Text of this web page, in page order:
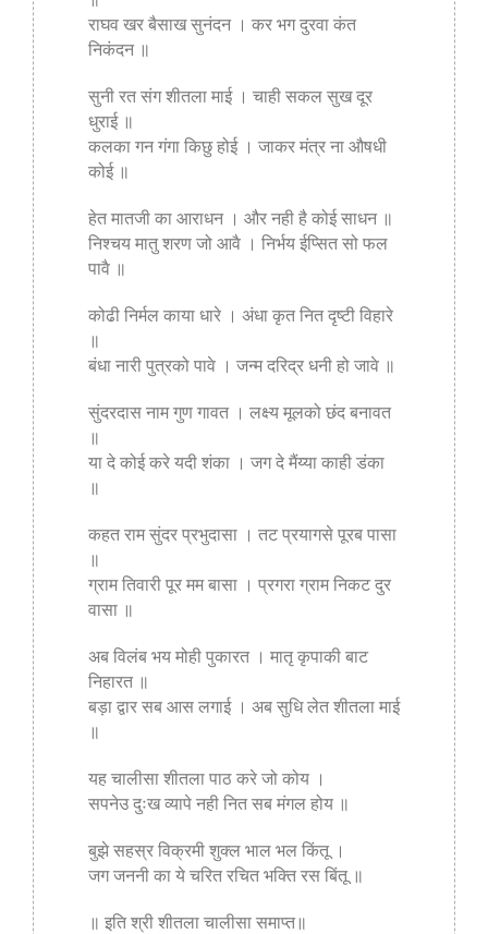
राघव खर बैसाख सुनंदन । कर भग दुरवा कंत
निकंदन ॥
सुनी रत संग शीतला माई । चाही सकल सुख दूर
धुराई ॥
कलका गन गंगा किछु होई । जाकर मंत्र ना औषधी
कोई ॥
हेत मातजी का आराधन । और नही है कोई साधन ॥
निश्चय मातु शरण जो आवै । निर्भय ईप्सित सो फल
पावै ॥
कोढी निर्मल काया धारे । अंधा कृत नित दृष्टी विहारे
॥
बंधा नारी पुत्रको पावे । जन्म दरिद्र धनी हो जावे ॥
सुंदरदास नाम गुण गावत । लक्ष्य मूलको छंद बनावत
॥
या दे कोई करे यदी शंका । जग दे मैंय्या काही डंका
॥
कहत राम सुंदर प्रभुदासा । तट प्रयागसे पूरब पासा
॥
ग्राम तिवारी पूर मम बासा । प्रगरा ग्राम निकट दुर
वासा ॥
अब विलंब भय मोही पुकारत । मातृ कृपाकी बाट
निहारत ॥
बड़ा द्वार सब आस लगाई । अब सुधि लेत शीतला माई
॥
यह चालीसा शीतला पाठ करे जो कोय ।
सपनेउ दुःख व्यापे नही नित सब मंगल होय ॥
बुझे सहस्र विक्रमी शुक्ल भाल भल किंतू ।
जग जननी का ये चरित रचित भक्ति रस बिंतू ॥
॥ इति श्री शीतला चालीसा समाप्त॥